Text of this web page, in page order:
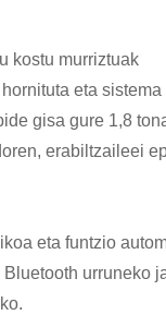
kostu murriztuak
eta
gisa gure 1,8
erabiltzaileei
eta funtzio